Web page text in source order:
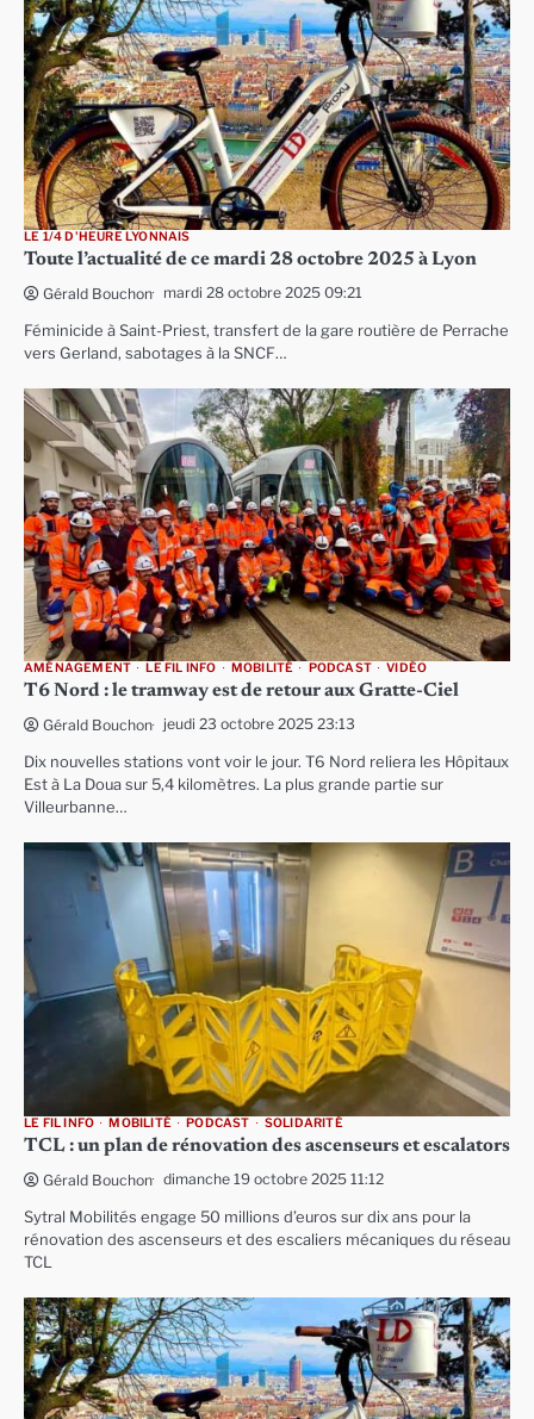
LE 1/4 D'HEURE LYONNAIS
Toute l’actualité de ce mardi 28 octobre 2025 à Lyon
Gérald Bouchon mardi 28 octobre 2025 09:21
Féminicide à Saint-Priest, transfert de la gare routière de Perrache
vers Gerland, sabotages à la SNCF…
AMÉNAGEMENT LE FIL INFO MOBILITÉ PODCAST VIDÉO
T6 Nord : le tramway est de retour aux Gratte-Ciel
Gérald Bouchon jeudi 23 octobre 2025 23:13
Dix nouvelles stations vont voir le jour. T6 Nord reliera les Hôpitaux
Est à La Doua sur 5,4 kilomètres. La plus grande partie sur
Villeurbanne…
LE FIL INFO MOBILITÉ PODCAST SOLIDARITÉ
TCL : un plan de rénovation des ascenseurs et escalators
Gérald Bouchon dimanche 19 octobre 2025 11:12
Sytral Mobilités engage 50 millions d’euros sur dix ans pour la
rénovation des ascenseurs et des escaliers mécaniques du réseau
TCL